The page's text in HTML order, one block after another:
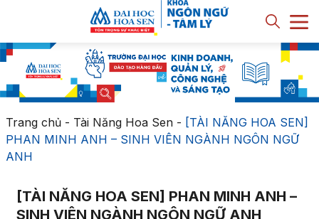
Trang chủ- Tài Năng Hoa Sen- [TÀI NĂNG HOA SEN]
PHAN MINH ANH – SINH VIÊN NGÀNH NGÔN NGỮ
ANH
[TÀI NĂNG HOA SEN] PHAN MINH ANH –
SINH VIÊN NGÀNH NGÔN NGỮ ANH